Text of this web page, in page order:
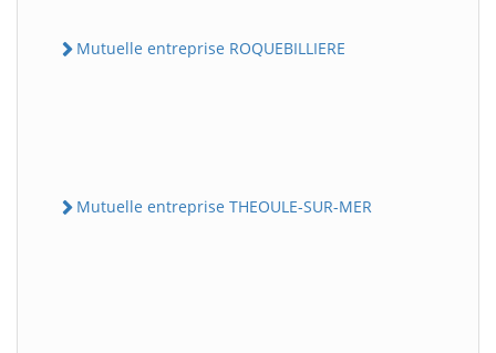
Mutuelle entreprise ROQUEBILLIERE
Mutuelle entreprise THEOULE-SUR-MER